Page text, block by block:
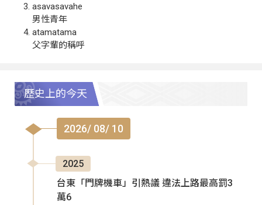
asavasavahe
男性青年
atamatama
父字輩的稱呼
歷史上的今天
2026/ 08/ 10
2025
台東「門牌機車」引熱議 違法上路最高罰3
萬6